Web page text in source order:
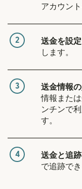
アカウン
2 送金を設定
します。
3 送金情報の
情報また
ンチンで
す。
4 送金と追跡
で追跡でき